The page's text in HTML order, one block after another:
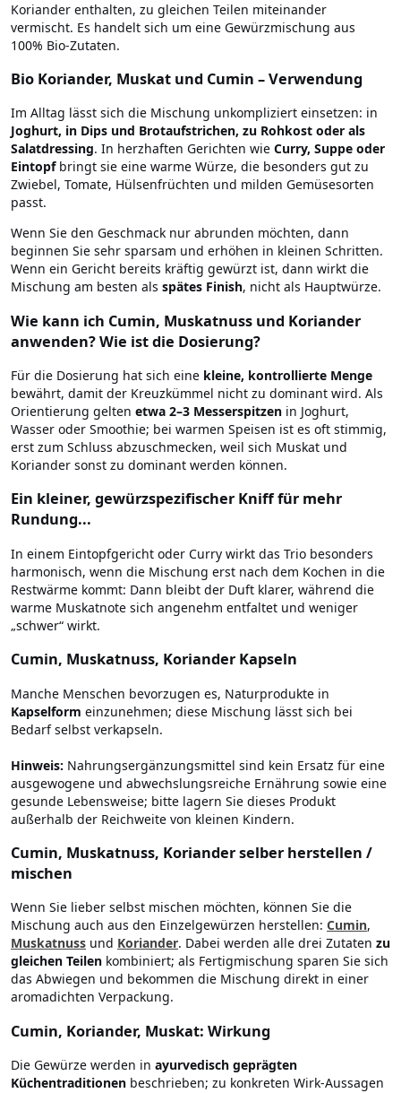
Koriander enthalten, zu gleichen Teilen miteinander
vermischt. Es handelt sich um eine Gewürzmischung aus
100% Bio-Zutaten.
Bio Koriander, Muskat und Cumin – Verwendung
Im Alltag lässt sich die Mischung unkompliziert einsetzen: in
Joghurt, in Dips und Brotaufstrichen, zu Rohkost oder als
Salatdressing. In herzhaften Gerichten wie Curry, Suppe oder
Eintopf bringt sie eine warme Würze, die besonders gut zu
Zwiebel, Tomate, Hülsenfrüchten und milden Gemüsesorten
passt.
Wenn Sie den Geschmack nur abrunden möchten, dann
beginnen Sie sehr sparsam und erhöhen in kleinen Schritten.
Wenn ein Gericht bereits kräftig gewürzt ist, dann wirkt die
Mischung am besten als spätes Finish, nicht als Hauptwürze.
Wie kann ich Cumin, Muskatnuss und Koriander
anwenden? Wie ist die Dosierung?
Für die Dosierung hat sich eine kleine, kontrollierte Menge
bewährt, damit der Kreuzkümmel nicht zu dominant wird. Als
Orientierung gelten etwa 2–3 Messerspitzen in Joghurt,
Wasser oder Smoothie; bei warmen Speisen ist es oft stimmig,
erst zum Schluss abzuschmecken, weil sich Muskat und
Koriander sonst zu dominant werden können.
Ein kleiner, gewürzspezifischer Kniff für mehr
Rundung...
In einem Eintopfgericht oder Curry wirkt das Trio besonders
harmonisch, wenn die Mischung erst nach dem Kochen in die
Restwärme kommt: Dann bleibt der Duft klarer, während die
warme Muskatnote sich angenehm entfaltet und weniger
„schwer“ wirkt.
Cumin, Muskatnuss, Koriander Kapseln
Manche Menschen bevorzugen es, Naturprodukte in
Kapselform einzunehmen; diese Mischung lässt sich bei
Bedarf selbst verkapseln.
Hinweis: Nahrungsergänzungsmittel sind kein Ersatz für eine
ausgewogene und abwechslungsreiche Ernährung sowie eine
gesunde Lebensweise; bitte lagern Sie dieses Produkt
außerhalb der Reichweite von kleinen Kindern.
Cumin, Muskatnuss, Koriander selber herstellen /
mischen
Wenn Sie lieber selbst mischen möchten, können Sie die
Mischung auch aus den Einzelgewürzen herstellen: Cumin,
Muskatnuss und Koriander. Dabei werden alle drei Zutaten zu
gleichen Teilen kombiniert; als Fertigmischung sparen Sie sich
das Abwiegen und bekommen die Mischung direkt in einer
aromadichten Verpackung.
Cumin, Koriander, Muskat: Wirkung
Die Gewürze werden in ayurvedisch geprägten
Küchentraditionen beschrieben; zu konkreten Wirk-Aussagen